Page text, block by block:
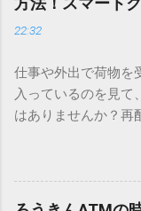
ドを打ち込むだけで
「文字コード入力」
必要はありません。
こないのか？ そも
あるのでしょうか。
は、JIS規格（日本
準」といった形で整
使われる非常に古い
22:32
仕事や外出で荷物を
入っているのを見て
はありませんか？再
ことに申し訳なさ
ん。 「もっとスム
い」 「わざわざ電